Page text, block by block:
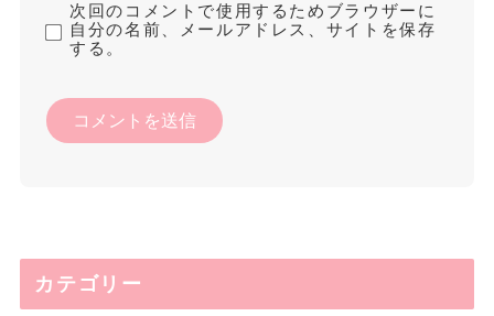
次回のコメントで使用するためブラウザーに
自分の名前、メールアドレス、サイトを保存
する。
カテゴリー